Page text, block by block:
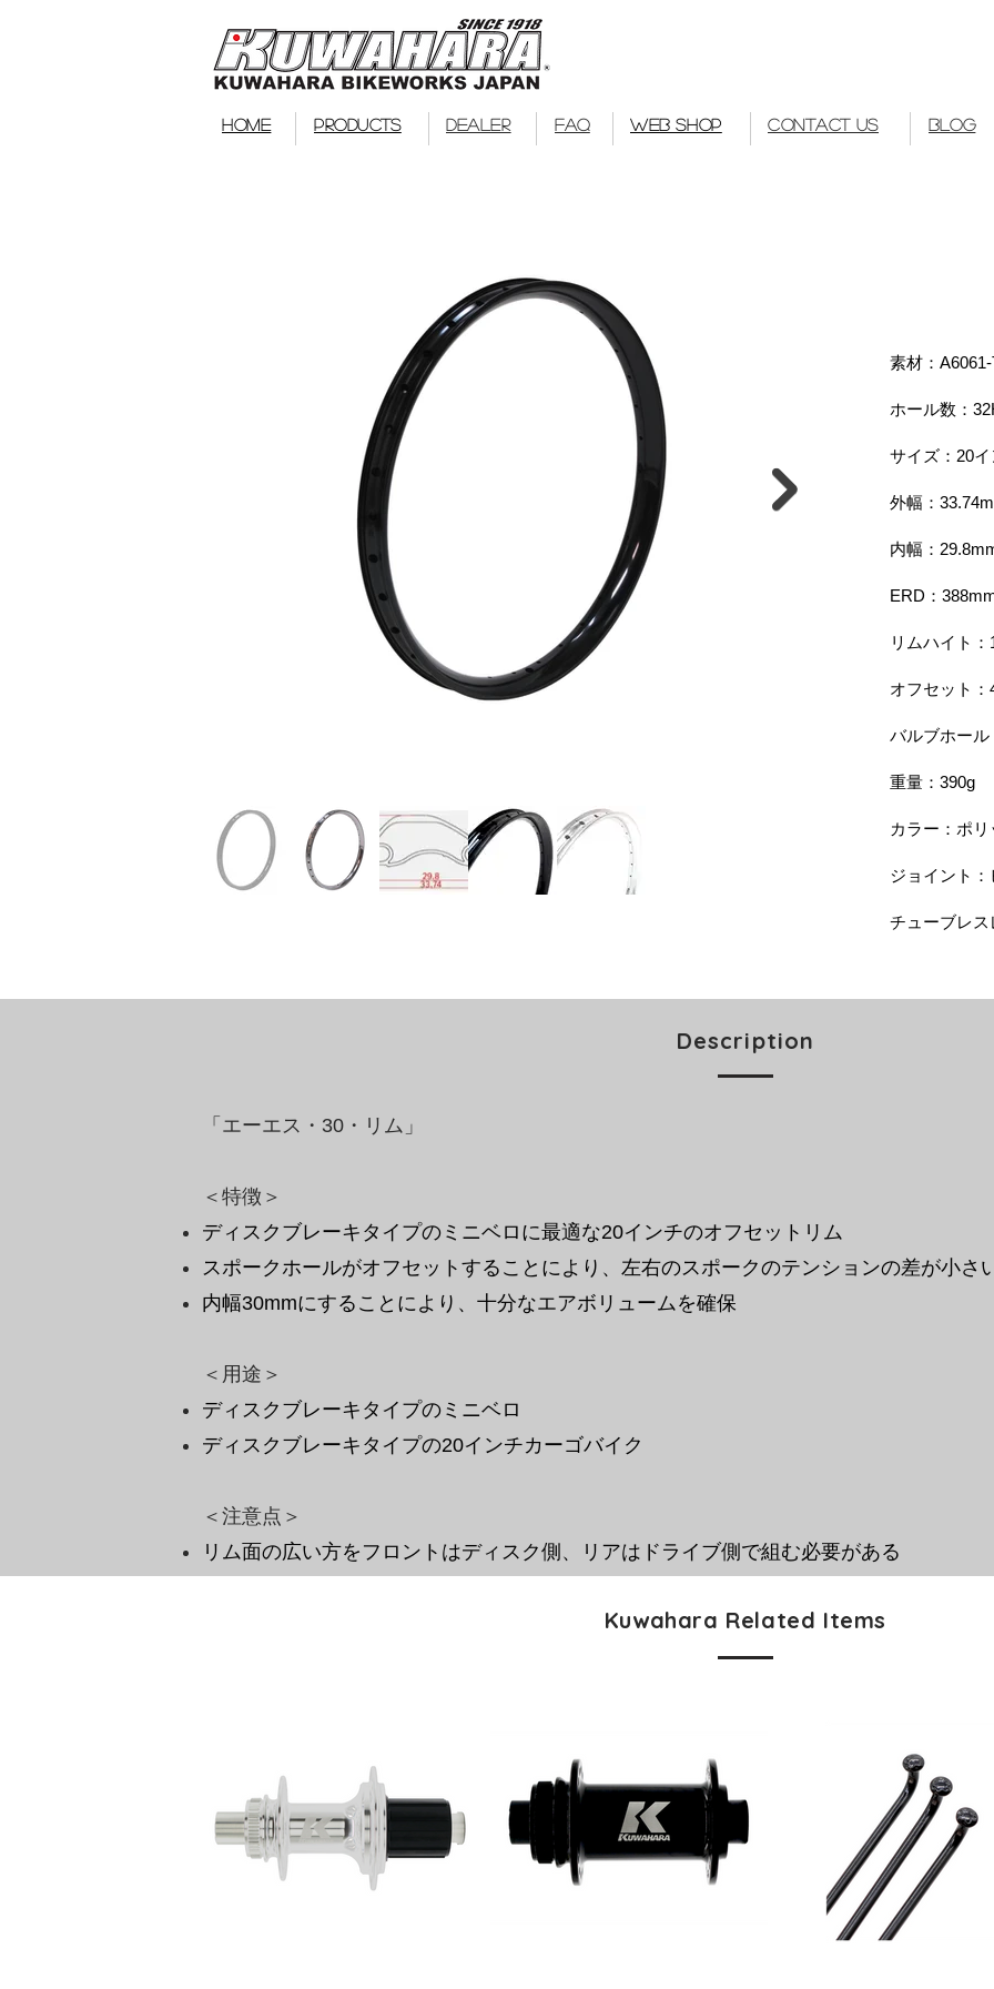
HOME PRODUCTS DEALER FAQ WEB SHOP CONTACT US BLOG
素材：
ホール数：
サイズ：​20
外幅：
内幅：
ERD：
リムハイト
オフセット
バルブホー
重量：390g
カラー：ポ
ジョイント
チューブレ
Description
「エーエス・30・リム 」
＜特徴＞
ディスクブレーキタイプのミニベロに最適な20インチのオフセットリム
スポークホールがオフセットすることにより、左右のスポークのテンションの差が小さ
内幅30mmにすることにより、十分なエアボリュームを確保
​＜用途＞
ディスクブレーキタイプのミニベロ
ディスクブレーキタイプの20インチカーゴバイク
＜注意点＞
リム面の広い方をフロントはディスク側、リアはドライブ側で組む必要がある
Kuwahara Related Items